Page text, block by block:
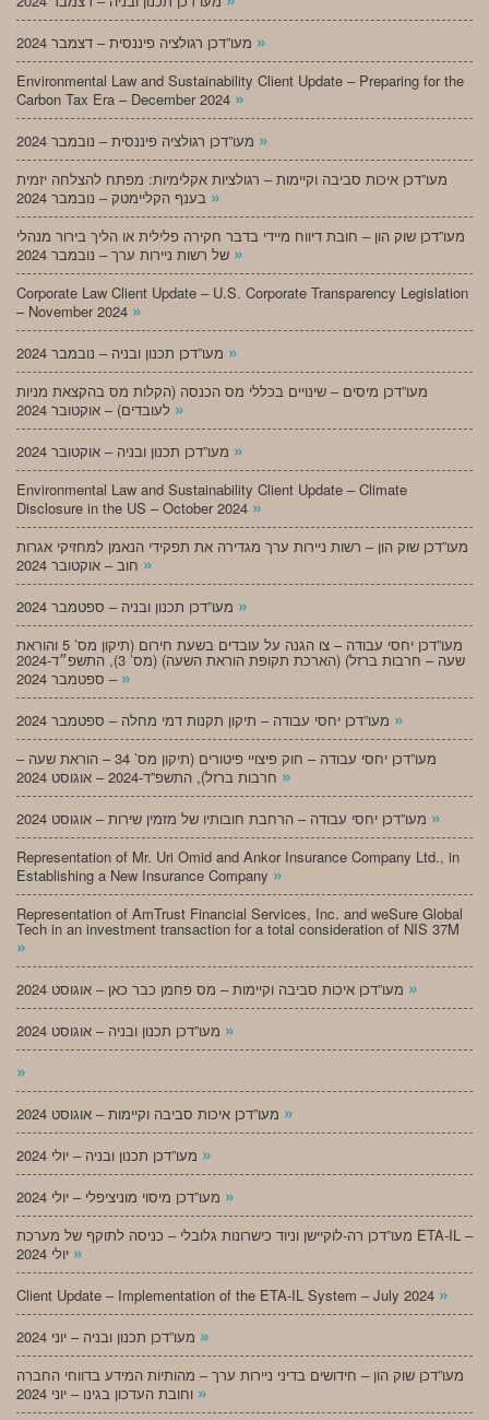
»
Environmental Law and Sustainability Client Update – Preparing for the
Carbon Tax Era – December 2024 »
»
מעו”דכן איכות סביבה וקיימות – רגולציות אקלימיות: מפתח להצלחה יזמית
»
מעו”דכן שוק הון – חובת דיווח מיידי בדבר חקירה פלילית או הליך בירור מנהלי
»
Corporate Law Client Update – U.S. Corporate Transparency Legislation
– November 2024 »
»
מעו”דכן מיסים – שינויים בכללי מס הכנסה (הקלות מס בהקצאת מניות
»
»
Environmental Law and Sustainability Client Update – Climate
Disclosure in the US – October 2024 »
מעו”דכן שוק הון – רשות ניירות ערך מגדירה את תפקידי הנאמן למחזיקי אגרות
»
»
מעו”דכן יחסי עבודה – צו הגנה על עובדים בשעת חירום (תיקון מס’ 5 והוראת
שעה – חרבות ברזל) (הארכת תקופת הוראת השעה) (מס’ 3), התשפ״ד-2024
– ספטמבר 2024 »
»
מעו”דכן יחסי עבודה – חוק פיצויי פיטורים (תיקון מס’ 34 – הוראת שעה –
»
»
Representation of Mr. Uri Omid and Ankor Insurance Company Ltd., in
Establishing a New Insurance Company »
Representation of AmTrust Financial Services, Inc. and weSure Global
Tech in an investment transaction for a total consideration of NIS 37M
»
»
»
»
»
»
»
מעו”דכן רה-לוקיישן וניוד כישרונות גלובלי – כניסה לתוקף של מערכת ETA-IL –
»
Client Update – Implementation of the ETA-IL System – July 2024 »
»
מעו”דכן שוק הון – חידושים בדיני ניירות ערך – מהותיות המידע בדווחי החברה
»